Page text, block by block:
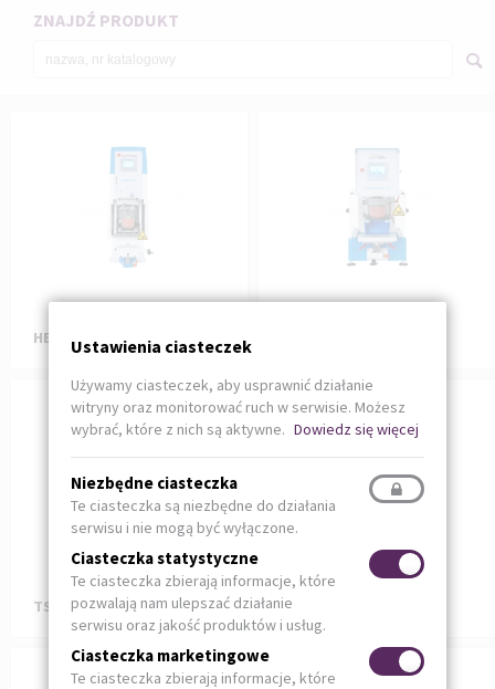
ZNAJDŹ PRODUKT
HERMETIC 130
TSM 130 V 130 DUO
Ustawienia ciasteczek
Używamy ciasteczek, aby usprawnić działanie
witryny oraz monitorować ruch w serwisie. Możesz
wybrać, które z nich są aktywne. Dowiedz się więcej
Niezbędne ciasteczka
Te ciasteczka są niezbędne do działania
serwisu i nie mogą być wyłączone.
Ciasteczka statystyczne
Te ciasteczka zbierają informacje, które
pozwalają nam ulepszać działanie
serwisu oraz jakość produktów i usług.
Ciasteczka marketingowe
Te ciasteczka zbierają informacje, które